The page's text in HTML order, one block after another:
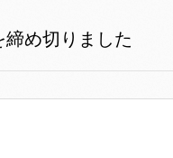
め切りました